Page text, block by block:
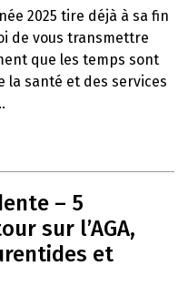
2025 tire déjà à sa fin
de vous transmettre
que les temps sont
la santé et des services
– 5
sur l’AGA,
et